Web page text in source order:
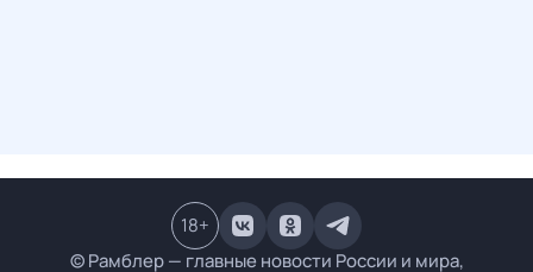
© Рамблер — главные новости России и мира,
18+